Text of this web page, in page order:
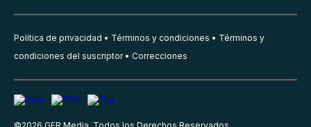
Política de privacidad Términos y condiciones
Términos y
condiciones del suscriptor
Correcciones